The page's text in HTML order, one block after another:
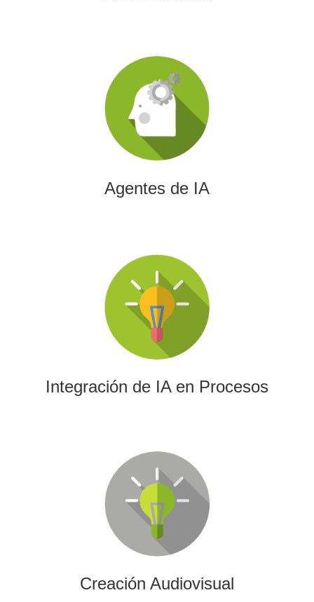
Agentes de IA
Agentes de IA
Diseñamos agentes de inteligencia artificial capaces de
automatizar procesos, optimizar decisiones y transformar
la eficiencia empresarial.
Integración de IA en Procesos
Integración de IA en Procesos
La IA permitirá a su empresa aprovechar el poder de los
algoritmos y las herramientas más avanzadas para el
análisis de datos y la creación de contenidos.
Creación Audiovisual
Creación Audiovisual
Ofrecemos soluciones creativas, de producción y edición
para cualquier tipo de contenido audiovisual: vídeos
promocionales, spots o cobertura audiovisual de eventos.